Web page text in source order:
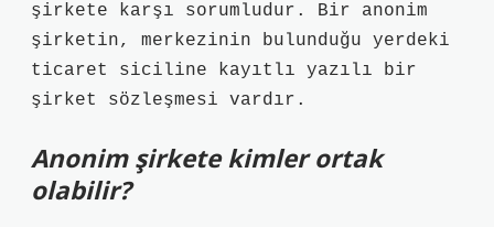
şirkete karşı sorumludur. Bir anonim
şirketin, merkezinin bulunduğu yerdeki
ticaret siciline kayıtlı yazılı bir
şirket sözleşmesi vardır.
Anonim şirkete kimler ortak
olabilir?